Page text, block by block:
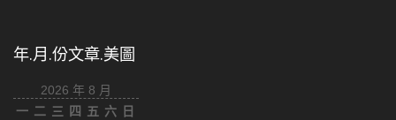
年.月.份文章.美圖
2026 年 8 月
一 二 三 四 五 六
日